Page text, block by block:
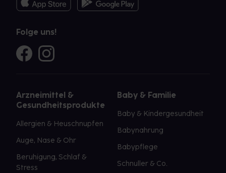
Folge uns!
Arzneimittel &
Gesundheitsprodukte
Allergien & Heuschnupfen
Auge, Nase & Ohr
Beruhigung, Schlaf &
Stress
Baby & Familie
Baby & Kindergesundheit
Babynahrung
Babypflege
Schnuller & Co.